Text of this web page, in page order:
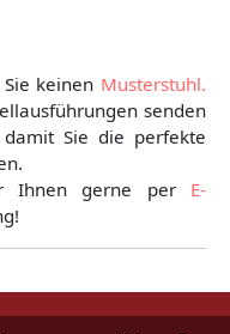
keinen Musterstuhl.
senden
Sie die perfekte
Ihnen gerne per E-